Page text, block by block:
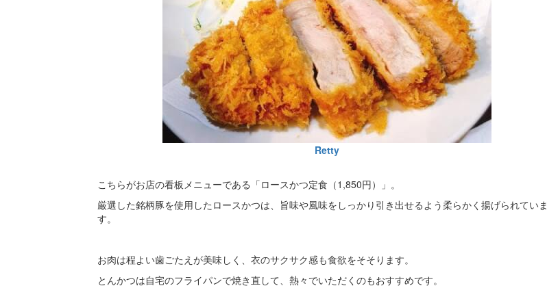
Retty
こちらがお店の看板メニューである「ロースかつ定食（1,850円）」。
厳選した銘柄豚を使用したロースかつは、旨味や風味をしっかり引き出せるよう柔らかく揚げられていま
す。
お肉は程よい歯ごたえが美味しく、衣のサクサク感も食欲をそそります。
とんかつは自宅のフライパンで焼き直して、熱々でいただくのもおすすめです。